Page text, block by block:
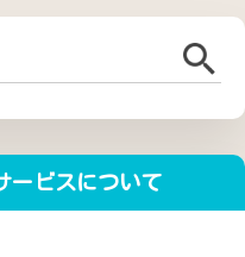
ービスについて